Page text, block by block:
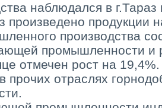
наблюдался в
произведено продукции
производства
промышленности и
отмечен рост на
прочих отраслях